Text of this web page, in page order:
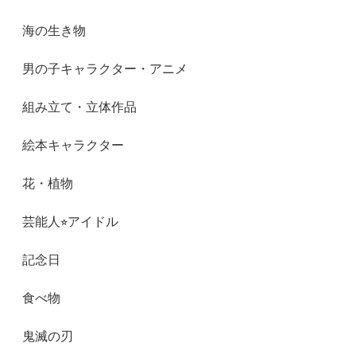
海の生き物
男の子キャラクター・アニメ
組み立て・立体作品
絵本キャラクター
花・植物
芸能人⭐︎アイドル
記念日
食べ物
鬼滅の刃